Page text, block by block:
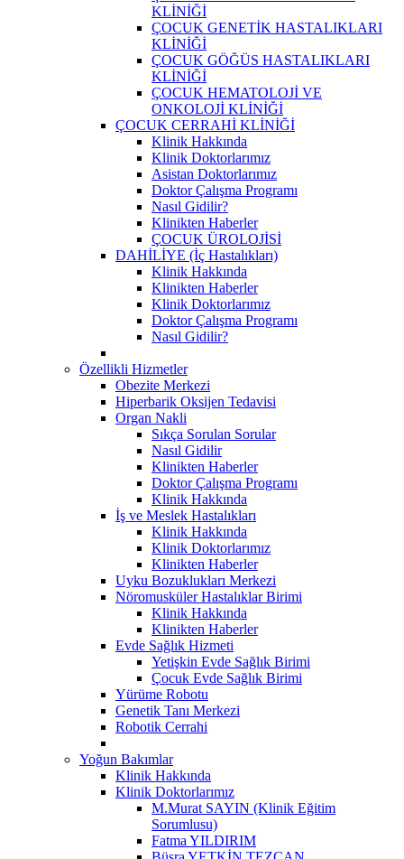
KLİNİĞİ
ÇOCUK GENETİK HASTALIKLARI
KLİNİĞİ
ÇOCUK GÖĞÜS HASTALIKLARI
KLİNİĞİ
ÇOCUK HEMATOLOJİ VE
ONKOLOJİ KLİNİĞİ
ÇOCUK CERRAHİ KLİNİĞİ
Klinik Hakkında
Klinik Doktorlarımız
Asistan Doktorlarımız
Doktor Çalışma Programı
Nasıl Gidilir?
Klinikten Haberler
ÇOCUK ÜROLOJİSİ
DAHİLİYE (İç Hastalıkları)
Klinik Hakkında
Klinikten Haberler
Klinik Doktorlarımız
Doktor Çalışma Programı
Nasıl Gidilir?
Özellikli Hizmetler
Obezite Merkezi
Hiperbarik Oksijen Tedavisi
Organ Nakli
Sıkça Sorulan Sorular
Nasıl Gidilir
Klinikten Haberler
Doktor Çalışma Programı
Klinik Hakkında
İş ve Meslek Hastalıkları
Klinik Hakkında
Klinik Doktorlarımız
Klinikten Haberler
Uyku Bozuklukları Merkezi
Nöromusküler Hastalıklar Birimi
Klinik Hakkında
Klinikten Haberler
Evde Sağlık Hizmeti
Yetişkin Evde Sağlık Birimi
Çocuk Evde Sağlık Birimi
Yürüme Robotu
Genetik Tanı Merkezi
Robotik Cerrahi
Yoğun Bakımlar
Klinik Hakkında
Klinik Doktorlarımız
M.Murat SAYIN (Klinik Eğitim
Sorumlusu)
Fatma YILDIRIM